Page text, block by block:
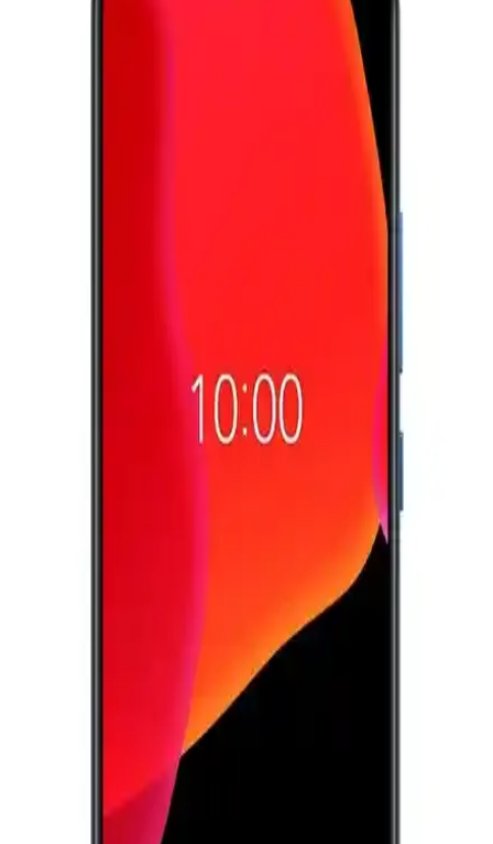
Telefon kamera lens koruyucuları çizilmeyi önlemeyi amaçlasa da
optik kaliteyi düşürebilir. Lensler dayanıklı malzemeden yapıldığı
için yükseltilmiş kılıflar ve alüminyum koruyucular daha etkili
Samsung Galaxy Z TriFold'un Üç Ayda Piyasadan
Kaldırılması ve Katlanabilir Telefonların Geleceği
Samsung Galaxy Z TriFold, yüksek fiyat ve dayanıklılık sorunları
nedeniyle üç ayda piyasadan kaldırıldı. Katlanabilir telefonlar hâlâ
Motorola, CES 2024'te tanıttığı katlanabilir telefonu ile uygun fiyat
ve gelişmiş teknik özellikleri bir araya getirerek pazar payını
artırmayı hedefliyor. Cihaz, kullanıcı dostu arayüzü ve
Ayaneo'nun ilk akıllı telefonu, Xperia Play'in oyun odaklı tasarımını
modern dokunmatik yüzeylerle yeniden yorumluyor. Cihaz, fiziksel
butonlar ve yazılım desteğiyle taşınabilir oyun deneyimini
Samsung'un Üç Katlanabilir Telefonu: 10 İnçlik
Ekran ve Çift Menteşe Tasarımıyla Yeni Dönem
Samsung, çift menteşeli ve üç katlanabilir ekranlı yeni telefon
prototipleriyle hem telefon hem tablet deneyimi sunuyor. Sınırlı
üretim ve yüksek fiyatla teknoloji sınırlarını zorluyor.
Samsung Telefon Sıfırlama Yöntemleri ve Güvenli
Kullanım İpuçları